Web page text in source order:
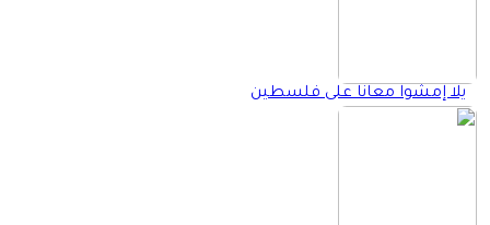
يلا إمشوا معانا على فلسطين